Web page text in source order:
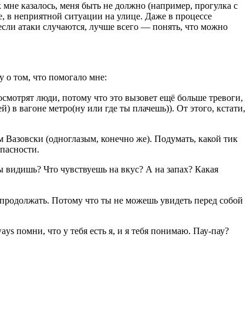
казалось, меня быть не должно (например, прогулка с
в неприятной ситуации на улице. Даже в процессе
атаки случаются, лучше всего — понять, что можно
о том, что помогало мне:
люди, потому что это вызовет ещё больше тревоги,
в вагоне метро(ну или где ты плачешь)). От этого, кстати,
Вазовски (одноглазым, конечно же). Подумать, какой тик
Что чувствуешь на вкус? А на запах? Какая
Потому что ты не можешь увидеть перед собой
помни, что у тебя есть я, и я тебя понимаю. Пау-пау?